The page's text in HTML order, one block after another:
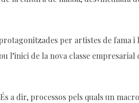
per artistes de fama i
l’inici de la nova classe empresarial
a dir, processos pels quals un